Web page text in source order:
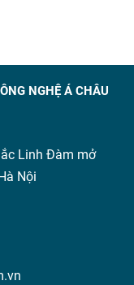
NGHỆ Á CHÂU
Linh Đàm mở
Nội